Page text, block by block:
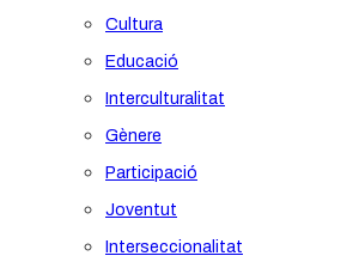
Cultura
Educació
Interculturalitat
Gènere
Participació
Joventut
Interseccionalitat